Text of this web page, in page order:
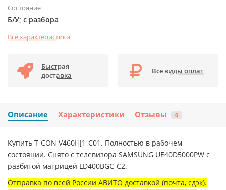
Состояние
Б/У; с разбора
Все характеристики
Быстрая
доставка
Все виды оплат
Описание Характеристики Отзывы 0
Купить T-CON V460HJ1-C01. Полностью в рабочем
состоянии. Снято с телевизора SAMSUNG UE40D5000PW с
разбитой матрицей LD400BGC-C2.
Отправка по всей России АВИТО доставкой (почта, сдэк).